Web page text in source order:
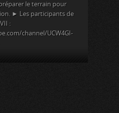
le terrain pour
► Les participants de
:
channel/UCW4GI-